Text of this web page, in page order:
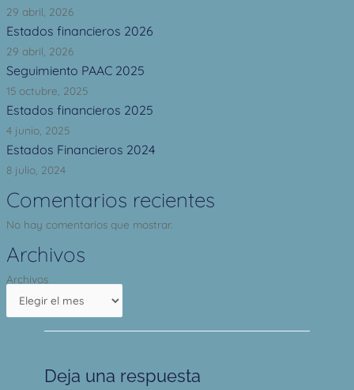
29 abril, 2026
Estados financieros 2026
29 abril, 2026
Seguimiento PAAC 2025
15 octubre, 2025
Estados financieros 2025
4 junio, 2025
Estados Financieros 2024
8 julio, 2024
Comentarios recientes
No hay comentarios que mostrar.
Archivos
Archivos
Deja una respuesta